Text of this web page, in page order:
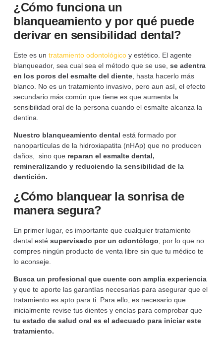
¿Cómo funciona un
blanqueamiento y por qué puede
derivar en sensibilidad dental?
Este es untratamiento odontológico y estético. El agente
blanqueador, sea cual sea el método que se use,se adentra
en los poros del esmalte del diente , hasta hacerlo más
blanco. No es un tratamiento invasivo, pero aun así, el efecto
secundario más común que tiene es que aumenta la
sensibilidad oral de la persona cuando el esmalte alcanza la
dentina.
Nuestro blanqueamiento dental está formado por
nanopartículas de la hidroxiapatita (nHAp) que no producen
daños, sino que reparan el esmalte dental,
remineralizando y reduciendo la sensibilidad de la
dentición.
¿Cómo blanquear la sonrisa de
manera segura?
En primer lugar, es importante que cualquier tratamiento
dental estésupervisado por un odontólogo , por lo que no
compres ningún producto de venta libre sin que tu médico te
lo aconseje.
Busca un profesional que cuente con amplia experiencia
y que te aporte las garantías necesarias para asegurar que el
tratamiento es apto para ti. Para ello, es necesario que
inicialmente revise tus dientes y encías para comprobar que
tu estado de salud oral es el adecuado para iniciar este
tratamiento.